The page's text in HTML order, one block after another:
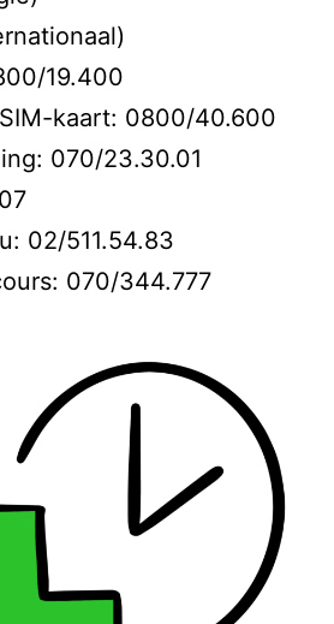
19.400
kaart: 0800/40.600
070/23.30.01
02/511.54.83
070/344.777